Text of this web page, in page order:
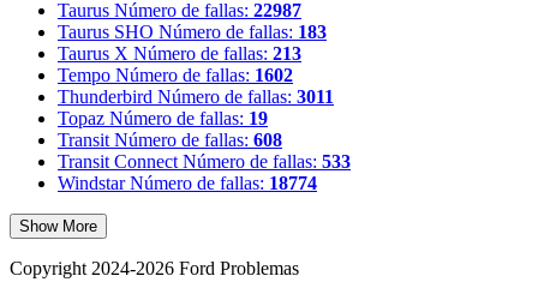
Taurus Número de fallas: 22987
Taurus SHO Número de fallas: 183
Taurus X Número de fallas: 213
Tempo Número de fallas: 1602
Thunderbird Número de fallas: 3011
Topaz Número de fallas: 19
Transit Número de fallas: 608
Transit Connect Número de fallas: 533
Windstar Número de fallas: 18774
Show More
Copyright 2024-2026 Ford Problemas